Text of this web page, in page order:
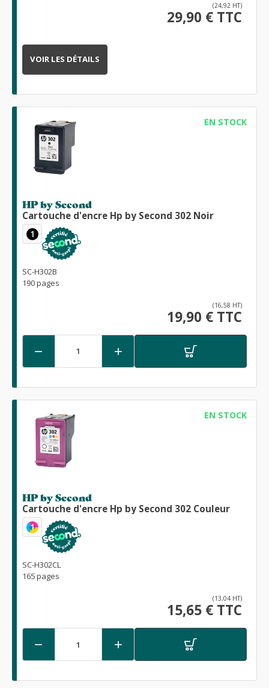
(24,92 HT)
29,90 € TTC
VOIR LES DÉTAILS
EN STOCK
HP by Second
Cartouche d'encre Hp by Second 302 Noir
1
SC-H302B
190 pages
(16,58 HT)
19,90 € TTC
 
EN STOCK
HP by Second
Cartouche d'encre Hp by Second 302 Couleur
1
SC-H302CL
165 pages
(13,04 HT)
15,65 € TTC
 